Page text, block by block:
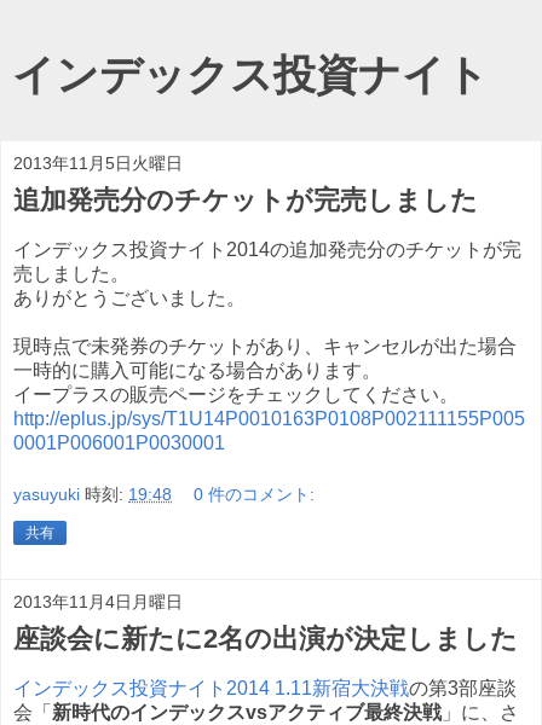
インデックス投資ナイト
2013年11月5日火曜日
追加発売分のチケットが完売しました
インデックス投資ナイト2014の追加発売分のチケットが完
売しました。
ありがとうございました。
現時点で未発券のチケットがあり、キャンセルが出た場合
一時的に購入可能になる場合があります。
イープラスの販売ページをチェックしてください。
http://eplus.jp/sys/T1U14P0010163P0108P002111155P005
0001P006001P0030001
yasuyuki 時刻: 19:48 0 件のコメント:
共有
2013年11月4日月曜日
座談会に新たに2名の出演が決定しました
インデックス投資ナイト2014 1.11新宿大決戦の第3部座談
会「 新時代のインデックスvsアクティブ最終決戦」に、さ